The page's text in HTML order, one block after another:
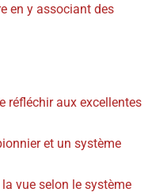
en y associant des
réfléchir aux excellentes
et un système
vue selon le système